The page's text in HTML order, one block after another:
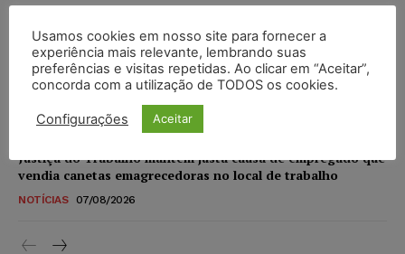
STF amplia isenção de IBS e CBS na compra de veículos
novos para pessoas com deficiência e autistas de todos os
níveis
DIREITO TRIBUTÁRIO 07/08/2026
Justiça do Trabalho mantém justa causa de empregado que
vendia canetas emagrecedoras no local de trabalho
NOTÍCIAS 07/08/2026
Usamos cookies em nosso site para fornecer a
experiência mais relevante, lembrando suas
preferências e visitas repetidas. Ao clicar em “Aceitar”,
concorda com a utilização de TODOS os cookies.
Configurações Aceitar